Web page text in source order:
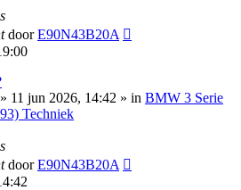
doorE90N43B20A
» 11 jun 2026, 14:42 » in BMW 3 Serie
Techniek
doorE90N43B20A